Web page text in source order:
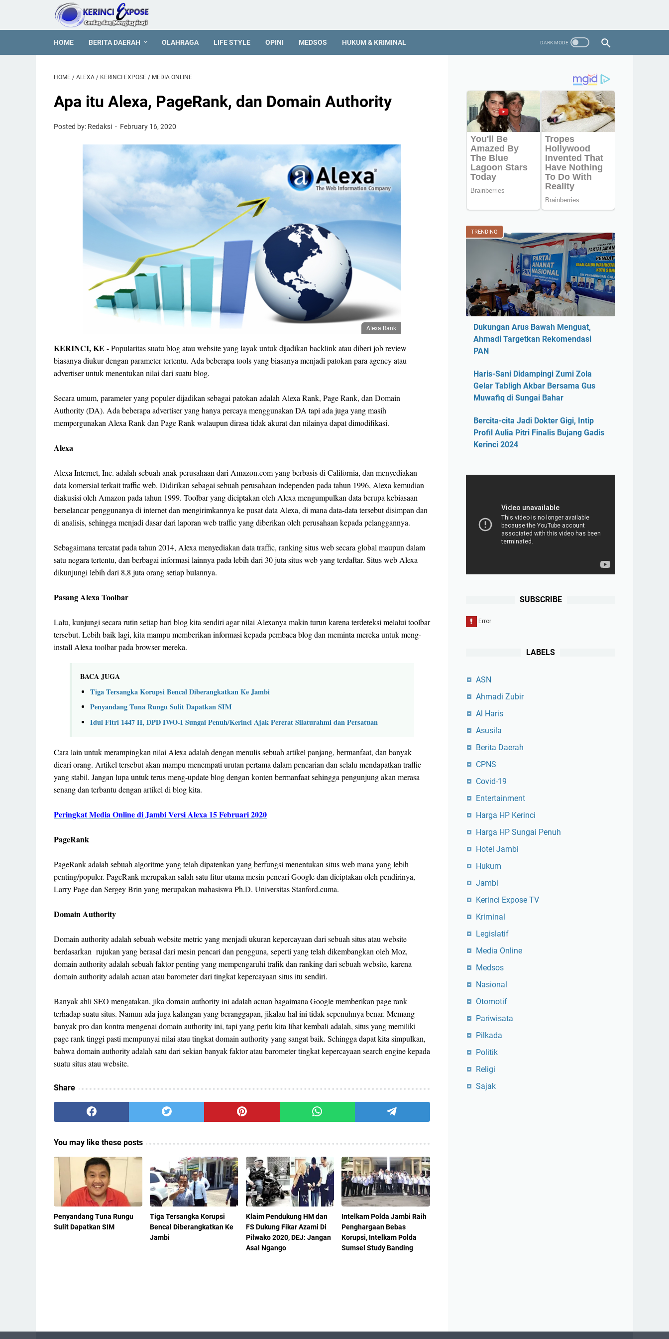
HOME BERITA DAERAH OLAHRAGA LIFE STYLE OPINI MEDSOS HUKUM & KRIMINAL
HOME / ALEXA / KERINCI EXPOSE / MEDIA ONLINE
Apa itu Alexa, PageRank, dan Domain Authority
Posted by: Redaksi February 16, 2020
Alexa Rank
KERINCI, KE - Popularitas suatu blog atau website yang layak untuk dijadikan backlink atau diberi job review
biasanya diukur dengan parameter tertentu. Ada beberapa tools yang biasanya menjadi patokan para agency atau
advertiser untuk menentukan nilai dari suatu blog.
Secara umum, parameter yang populer dijadikan sebagai patokan adalah Alexa Rank, Page Rank, dan Domain
Authority (DA). Ada beberapa advertiser yang hanya percaya menggunakan DA tapi ada juga yang masih
mempergunakan Alexa Rank dan Page Rank walaupun dirasa tidak akurat dan nilainya dapat dimodifikasi.
Alexa
Alexa Internet, Inc. adalah sebuah anak perusahaan dari Amazon.com yang berbasis di California, dan menyediakan
data komersial terkait traffic web. Didirikan sebagai sebuah perusahaan independen pada tahun 1996, Alexa kemudian
diakusisi oleh Amazon pada tahun 1999. Toolbar yang diciptakan oleh Alexa mengumpulkan data berupa kebiasaan
berselancar penggunanya di internet dan mengirimkannya ke pusat data Alexa, di mana data-data tersebut disimpan dan
di analisis, sehingga menjadi dasar dari laporan web traffic yang diberikan oleh perusahaan kepada pelanggannya.
Sebagaimana tercatat pada tahun 2014, Alexa menyediakan data traffic, ranking situs web secara global maupun dalam
satu negara tertentu, dan berbagai informasi lainnya pada lebih dari 30 juta situs web yang terdaftar. Situs web Alexa
dikunjungi lebih dari 8,8 juta orang setiap bulannya.
Pasang Alexa Toolbar
Lalu, kunjungi secara rutin setiap hari blog kita sendiri agar nilai Alexanya makin turun karena terdeteksi melalui toolbar
tersebut. Lebih baik lagi, kita mampu memberikan informasi kepada pembaca blog dan meminta mereka untuk meng-
install Alexa toolbar pada browser mereka.
BACA JUGA
Tiga Tersangka Korupsi Bencal Diberangkatkan Ke Jambi
Penyandang Tuna Rungu Sulit Dapatkan SIM
Idul Fitri 1447 H, DPD IWO-I Sungai Penuh/Kerinci Ajak Pererat Silaturahmi dan Persatuan
Cara lain untuk merampingkan nilai Alexa adalah dengan menulis sebuah artikel panjang, bermanfaat, dan banyak
dicari orang. Artikel tersebut akan mampu menempati urutan pertama dalam pencarian dan selalu mendapatkan traffic
yang stabil. Jangan lupa untuk terus meng-update blog dengan konten bermanfaat sehingga pengunjung akan merasa
senang dan terbantu dengan artikel di blog kita.
Peringkat Media Online di Jambi Versi Alexa 15 Februari 2020
PageRank
PageRank adalah sebuah algoritme yang telah dipatenkan yang berfungsi menentukan situs web mana yang lebih
penting/populer. PageRank merupakan salah satu fitur utama mesin pencari Google dan diciptakan oleh pendirinya,
Larry Page dan Sergey Brin yang merupakan mahasiswa Ph.D. Universitas Stanford.cuma.
Domain Authority
Domain authority adalah sebuah website metric yang menjadi ukuran kepercayaan dari sebuah situs atau website
berdasarkan rujukan yang berasal dari mesin pencari dan pengguna, seperti yang telah dikembangkan oleh Moz,
domain authority adalah sebuah faktor penting yang mempengaruhi trafik dan ranking dari sebuah website, karena
domain authority adalah acuan atau barometer dari tingkat kepercayaan situs itu sendiri.
Banyak ahli SEO mengatakan, jika domain authority ini adalah acuan bagaimana Google memberikan page rank
terhadap suatu situs. Namun ada juga kalangan yang beranggapan, jikalau hal ini tidak sepenuhnya benar. Memang
banyak pro dan kontra mengenai domain authority ini, tapi yang perlu kita lihat kembali adalah, situs yang memiliki
page rank tinggi pasti mempunyai nilai atau tingkat domain authority yang sangat baik. Sehingga dapat kita simpulkan,
bahwa domain authority adalah satu dari sekian banyak faktor atau barometer tingkat kepercayaan search engine kepada
suatu situs atau website.
Share
You may like these posts
Penyandang Tuna Rungu
Sulit Dapatkan SIM
Tiga Tersangka Korupsi
Bencal Diberangkatkan Ke
Jambi
Klaim Pendukung HM dan
FS Dukung Fikar Azami Di
Pilwako 2020, DEJ: Jangan
Asal Ngango
Intelkam Polda Jambi Raih
Penghargaan Bebas
Korupsi, Intelkam Polda
Sumsel Study Banding
TRENDING
Dukungan Arus Bawah Menguat,
Ahmadi Targetkan Rekomendasi
PAN
Haris-Sani Didampingi Zumi Zola
Gelar Tabligh Akbar Bersama Gus
Muwafiq di Sungai Bahar
Bercita-cita Jadi Dokter Gigi, Intip
Profil Aulia Pitri Finalis Bujang Gadis
Kerinci 2024
SUBSCRIBE
LABELS
ASN
Ahmadi Zubir
Al Haris
Asusila
Berita Daerah
CPNS
Covid-19
Entertainment
Harga HP Kerinci
Harga HP Sungai Penuh
Hotel Jambi
Hukum
Jambi
Kerinci Expose TV
Kriminal
Legislatif
Media Online
Medsos
Nasional
Otomotif
Pariwisata
Pilkada
Politik
Religi
Sajak